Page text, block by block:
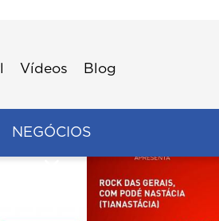
Vídeos Blog
NEGÓCIOS